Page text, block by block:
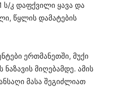
ს/კ დაფქვილი ყავა და
წყლის დამატების
ერთმანეთში, მუქი
მიღებამდე. ამის
მასა შეგიძლიათ